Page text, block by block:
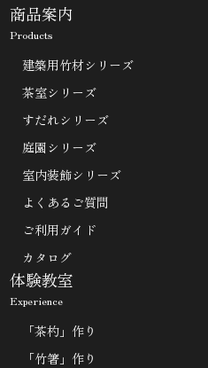
商品案内
Products
建築用竹材シリーズ
茶室シリーズ
すだれシリーズ
庭園シリーズ
室内装飾シリーズ
よくあるご質問
ご利用ガイド
カタログ
体験教室
Experience
「茶杓」作り
「竹箸」作り